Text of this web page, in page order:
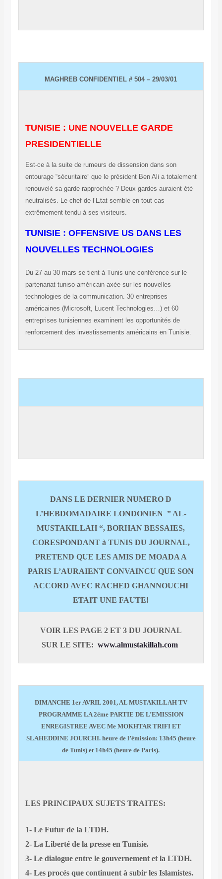
MAGHREB CONFIDENTIEL # 504 – 29/03/01
TUNISIE : UNE NOUVELLE GARDE
PRESIDENTIELLE
Est-ce à la suite de rumeurs de dissension dans son
entourage “sécuritaire” que le président Ben Ali a totalement
renouvelé sa garde rapprochée ? Deux gardes auraient été
neutralisés. Le chef de l’Etat semble en tout cas
extrêmement tendu à ses visiteurs.
TUNISIE : OFFENSIVE US DANS LES
NOUVELLES TECHNOLOGIES
Du 27 au 30 mars se tient à Tunis une conférence sur le
partenariat tuniso-américain axée sur les nouvelles
technologies de la communication. 30 entreprises
américaines (Microsoft, Lucent Technologies…) et 60
entreprises tunisiennes examinent les opportunités de
renforcement des investissements américains en Tunisie.
DANS LE DERNIER NUMERO D
L’HEBDOMADAIRE LONDONIEN ” AL-
MUSTAKILLAH “, BORHAN BESSAIES,
CORESPONDANT à TUNIS DU JOURNAL,
PRETEND QUE LES AMIS DE MOADA A
PARIS L’AURAIENT CONVAINCU QUE SON
ACCORD AVEC RACHED GHANNOUCHI
ETAIT UNE FAUTE!
VOIR LES PAGE 2 ET 3 DU JOURNAL
SUR LE SITE:www.almustakillah.com
DIMANCHE 1er AVRIL 2001, AL MUSTAKILLAH TV
PROGRAMME LA 2éme PARTIE DE L’EMISSION
ENREGISTREE AVEC Me MOKHTAR TRIFI ET
SLAHEDDINE JOURCHI. heure de l’émission: 13h45 (heure
de Tunis) et 14h45 (heure de Paris).
LES PRINCIPAUX SUJETS TRAITES:
1- Le Futur de la LTDH.
2- La Liberté de la presse en Tunisie.
3- Le dialogue entre le gouvernement et la LTDH.
4- Les procés que continuent à subir les Islamistes.